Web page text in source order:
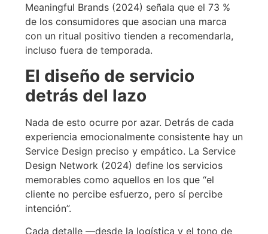
Meaningful Brands (2024) señala que el 73 %
de los consumidores que asocian una marca
con un ritual positivo tienden a recomendarla,
incluso fuera de temporada.
El diseño de servicio
detrás del lazo
Nada de esto ocurre por azar. Detrás de cada
experiencia emocionalmente consistente hay un
Service Design preciso y empático. La Service
Design Network (2024) define los servicios
memorables como aquellos en los que “el
cliente no percibe esfuerzo, pero sí percibe
intención”.
Cada detalle —desde la logística y el tono de